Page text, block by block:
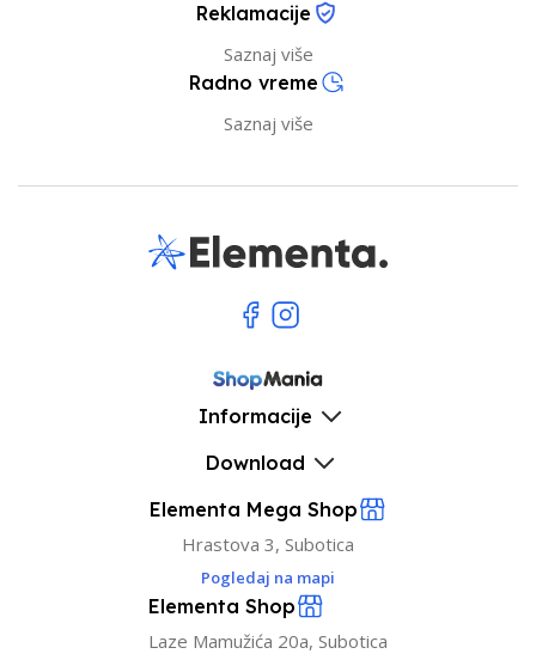
Reklamacije
Saznaj više
Radno vreme
Saznaj više
Informacije
Download
Elementa Mega Shop
Hrastova 3, Subotica
Pogledaj na mapi
Elementa Shop
Laze Mamužića 20a, Subotica